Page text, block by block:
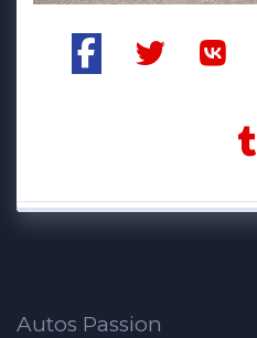
Autos Passion